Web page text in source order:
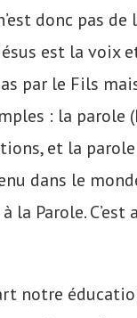
donc pas
est la voix
par le Fils
: la parole
et la
dans le
Parole. C’est
notre